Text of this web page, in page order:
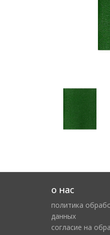
о нас
политика
данных
cогласие на